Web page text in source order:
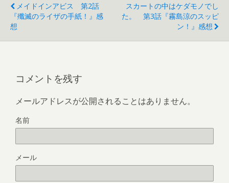
メイドインアビス 第2話
『殲滅のライザの手紙！』感
想
スカートの中はケダモノでし
た。 第3話『霧島涼のスッピ
ン！』感想
コメントを残す
メールアドレスが公開されることはありません。
名前
メール